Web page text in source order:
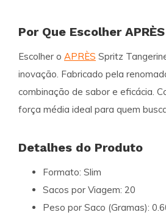
Por Que Escolher
Escolher o APRÈS Spritz
inovação. Fabricado pela
combinação de sabor e eficácia.
força média ideal para quem
Detalhes do Produto
Formato: Slim
Sacos por Viagem: 20
Peso por Saco (Gramas):